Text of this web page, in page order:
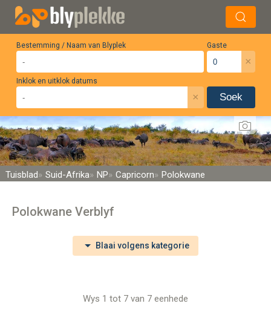
Bestemming / Naam van Blyplek Gaste
×
Inklok en uitklok datums
× Soek
Tuisblad Suid-Afrika NP Capricorn Polokwane
Polokwane Verblyf
Blaai volgens kategorie
Wys 1 tot 7 van 7 eenhede